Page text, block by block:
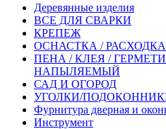
Деревянные изделия
ВСЕ ДЛЯ СВАРКИ
КРЕПЕЖ
ОСНАСТКА / РАСХОДКА
ПЕНА / КЛЕЯ /
НАПЫЛЯЕМЫЙ
САД И ОГОРОД
УГОЛКИ/
Фурнитура дверная и
Инструмент